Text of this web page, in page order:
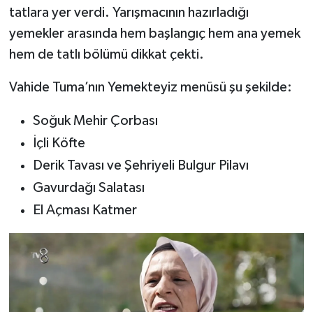
tatlara yer verdi. Yarışmacının hazırladığı
yemekler arasında hem başlangıç hem ana yemek
hem de tatlı bölümü dikkat çekti.
Vahide Tuma’nın Yemekteyiz menüsü şu şekilde:
Soğuk Mehir Çorbası
İçli Köfte
Derik Tavası ve Şehriyeli Bulgur Pilavı
Gavurdağı Salatası
El Açması Katmer
Dünya Haberleri
Yerel Haberler
Haber Arşivi